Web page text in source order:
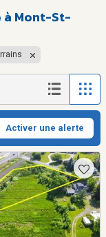
à Mont-St-
Activer une alerte